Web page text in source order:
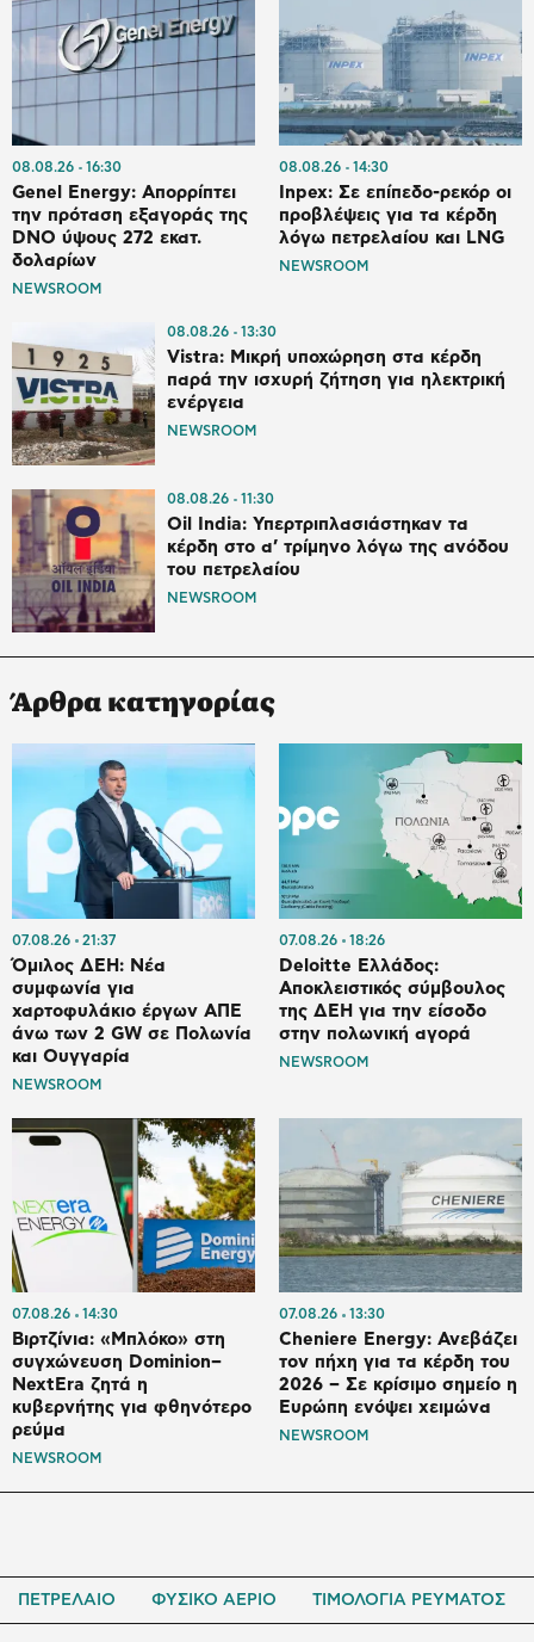
08.08.26 16:30
Genel Energy: Απορρίπτει
την πρόταση εξαγοράς της
DNO ύψους 272 εκατ.
δολαρίων
NEWSROOM
08.08.26 14:30
Inpex: Σε επίπεδο-ρεκόρ οι
προβλέψεις για τα κέρδη
λόγω πετρελαίου και LNG
NEWSROOM
08.08.26 13:30
Vistra: Μικρή υποχώρηση στα κέρδη
παρά την ισχυρή ζήτηση για ηλεκτρική
ενέργεια
NEWSROOM
08.08.26 11:30
Oil India: Υπερτριπλασιάστηκαν τα
κέρδη στο α’ τρίμηνο λόγω της ανόδου
του πετρελαίου
NEWSROOM
Άρθρα κατηγορίας
07.08.26 21:37
Όμιλος ΔΕΗ: Νέα
συμφωνία για
χαρτοφυλάκιο έργων ΑΠΕ
άνω των 2 GW σε Πολωνία
και Ουγγαρία
NEWSROOM
07.08.26 18:26
Deloitte Ελλάδος:
Αποκλειστικός σύμβουλος
της ΔΕΗ για την είσοδο
στην πολωνική αγορά
NEWSROOM
07.08.26 14:30
Βιρτζίνια: «Μπλόκο» στη
συγχώνευση Dominion–
NextEra ζητά η
κυβερνήτης για φθηνότερο
ρεύμα
NEWSROOM
07.08.26 13:30
Cheniere Energy: Ανεβάζει
τον πήχη για τα κέρδη του
2026 – Σε κρίσιμο σημείο η
Ευρώπη ενόψει χειμώνα
NEWSROOM
ΠΕΤΡΕΛΑΙΟ ΦΥΣΙΚΟ ΑΕΡΙΟ ΤΙΜΟΛΟΓΙΑ ΡΕΥΜΑΤΟΣ